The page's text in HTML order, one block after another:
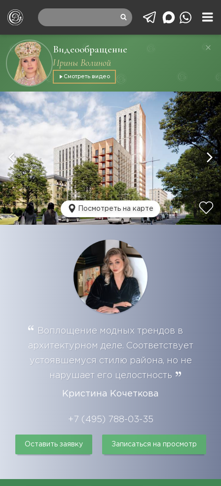
Видеообращение
Ирины Волиной
Смотреть видео
Посмотреть на карте
Воплощение модных трендов в
архитектурном деле. Соответствует
устоявшемуся стилю района, но не
нарушает его целостность
Кристина Кочеткова
+7 (495) 788-03-35
Оставить заявку Записаться на просмотр